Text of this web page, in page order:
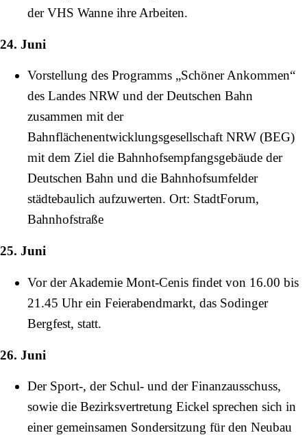
der VHS Wanne ihre Arbeiten.
24. Juni
Vorstellung des Programms „Schöner Ankommen“
des Landes NRW und der Deutschen Bahn
zusammen mit der
Bahnflächenentwicklungsgesellschaft NRW (BEG)
mit dem Ziel die Bahnhofsempfangsgebäude der
Deutschen Bahn und die Bahnhofsumfelder
städtebaulich aufzuwerten. Ort: StadtForum,
Bahnhofstraße
25. Juni
Vor derAkademie Mont-Cenis findet von 16.00 bis
21.45 Uhr ein Feierabendmarkt, das Sodinger
Bergfest, statt.
26. Juni
Der Sport-, der Schul- und der Finanzausschuss,
sowie die Bezirksvertretung Eickel sprechen sich in
einer gemeinsamen Sondersitzung für den Neubau